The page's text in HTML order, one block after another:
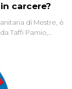
carcere?
di Mestre, è
Taffi Pamio,
innocente. Nel
ritratta. Due
o giustizia